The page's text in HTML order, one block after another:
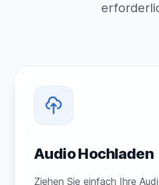
Audio Hochladen
Ziehen Sie einfach Ihre